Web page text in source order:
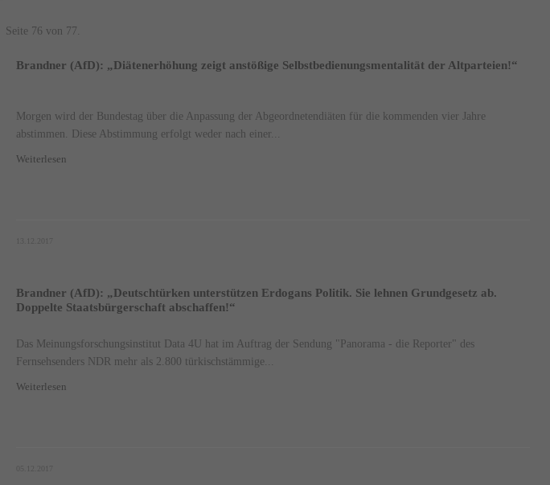
Seite 76 von 77.
Brandner (AfD): „Diätenerhöhung zeigt anstößige Selbstbedienungsmentalität der Altparteien!“
Morgen wird der Bundestag über die Anpassung der Abgeordnetendiäten für die kommenden vier Jahre
abstimmen. Diese Abstimmung erfolgt weder nach einer...
Weiterlesen
Brandner (AfD): „Deutschtürken unterstützen Erdogans Politik. Sie lehnen Grundgesetz ab.
Doppelte Staatsbürgerschaft abschaffen!“
Das Meinungsforschungsinstitut Data 4U hat im Auftrag der Sendung "Panorama - die Reporter" des
Fernsehsenders NDR mehr als 2.800 türkischstämmige...
Weiterlesen